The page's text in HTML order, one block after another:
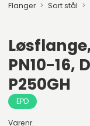
Flanger Sort stål
PN10-16,
P250GH
EPD
Varenr.